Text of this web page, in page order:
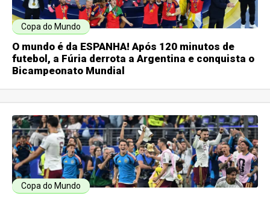
Copa do Mundo
O mundo é da ESPANHA! Após 120 minutos de
futebol, a Fúria derrota a Argentina e conquista o
Bicampeonato Mundial
Copa do Mundo